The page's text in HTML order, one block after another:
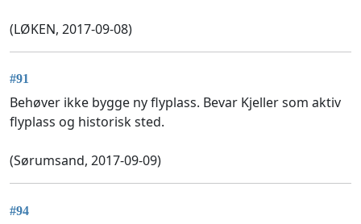
(LØKEN, 2017-09-08)
#91
Behøver ikke bygge ny flyplass. Bevar Kjeller som aktiv
flyplass og historisk sted.
(Sørumsand, 2017-09-09)
#94